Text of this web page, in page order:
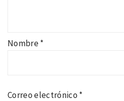
Nombre*
Correo electrónico *